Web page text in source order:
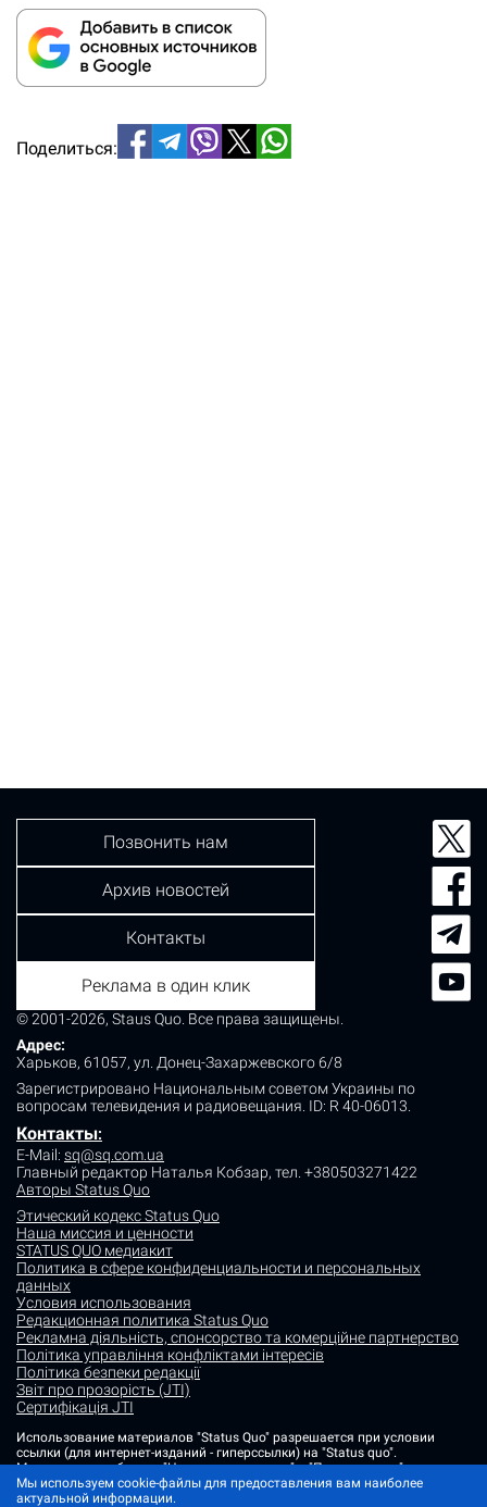
Поделиться:
© 2001-2026, Staus Quo. Все права защищены.
Адрес:
Харьков, 61057, ул. Донец-Захаржевского 6/8
Зарегистрировано Национальным советом Украины по
вопросам телевидения и радиовещания. ID: R 40-06013.
Контакты:
E-Mail: sq@sq.com.ua
Главный редактор Наталья Кобзар, тел. +380503271422
Авторы Status Quo
Этический кодекс Status Quo
Наша миссия и ценности
STATUS QUO медиакит
Политика в сфере конфиденциальности и персональных
данных
Условия использования
Редакционная политика Status Quo
Рекламна діяльність, спонсорство та комерційне партнерство
Політика управління конфліктами інтересів
Політика безпеки редакції
Звіт про прозорість (JTI)
Сертифікація JTI
Позвонить нам
Архив новостей
Контакты
Реклама в один клик
Использование материалов "Status Quo" разрешается при условии
ссылки (для интернет-изданий - гиперссылки) на "Status quo".
Материалы в рубриках "Новости партнеров" и "Пресс-релизы"
размещаются на правах рекламы или в рамках некоммерческого
партнерства.
Мы используем cookie-файлы для предоставления вам наиболее
актуальной информации.